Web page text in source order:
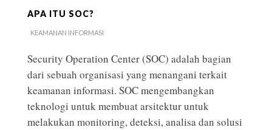
APA ITU SOC?
KEAMANAN INFORMASI
Security Operation Center (SOC) adalah bagian
dari sebuah organisasi yang menangani terkait
keamanan informasi. SOC mengembangkan
teknologi untuk membuat arsitektur untuk
melakukan monitoring, deteksi, analisa dan solusi